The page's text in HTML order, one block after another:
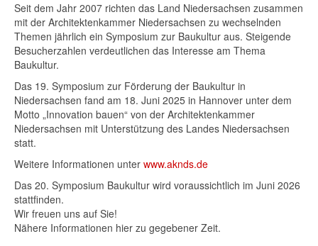
Seit dem Jahr 2007 richten das Land Niedersachsen zusammen
mit der Architektenkammer Niedersachsen zu wechselnden
Themen jährlich ein Symposium zur Baukultur aus. Steigende
Besucherzahlen verdeutlichen das Interesse am Thema
Baukultur.
Das 19. Symposium zur Förderung der Baukultur in
Niedersachsen fand am 18. Juni 2025 in Hannover unter dem
Motto „Innovation bauen“ von der Architektenkammer
Niedersachsen mit Unterstützung des Landes Niedersachsen
statt.
Weitere Informationen unter www.aknds.de
Das 20. Symposium Baukultur wird voraussichtlich im Juni 2026
stattfinden.
Wir freuen uns auf Sie!
Nähere Informationen hier zu gegebener Zeit.